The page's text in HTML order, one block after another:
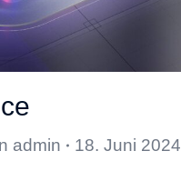
admin
18. Juni 2024